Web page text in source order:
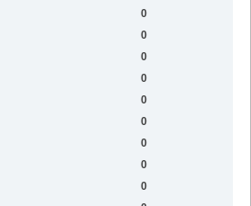
0
0
0
0
0
0
0
0
0